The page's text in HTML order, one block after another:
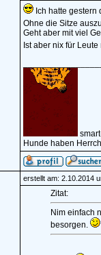
Ich hatte
Ohne die Sitze
Geht aber mit viel
Ist aber nix für
Hunde haben
erstellt am: 2.10.2014
Zitat:
Nim einfach
besorgen.